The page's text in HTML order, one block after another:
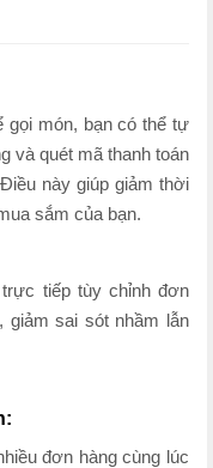
gọi món, bạn có thể tự
và quét mã thanh toán
này giúp giảm thời
sắm của bạn.
tiếp tùy chỉnh đơn
giảm sai sót nhầm lẫn
đơn hàng cùng lúc